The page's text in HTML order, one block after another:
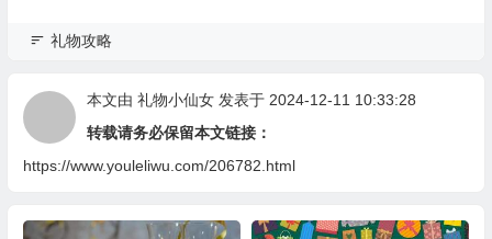
礼物攻略
本文由 礼物小仙女发表于 2024-12-11 10:33:28
转载请务必保留本文链接：
https://www.youleliwu.com/206782.html